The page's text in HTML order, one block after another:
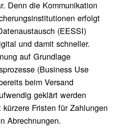
Denn die Kommunikation
erfolgt
(EESSI)
und damit schneller.
auf Grundlage
(Business Use
beim Versand
geklärt werden
Fristen für Zahlungen
Abrechnungen.